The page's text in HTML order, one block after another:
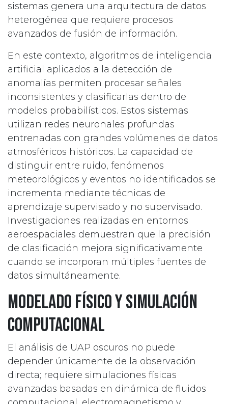
sistemas genera una arquitectura de datos
heterogénea que requiere procesos
avanzados de fusión de información.
En este contexto, algoritmos de inteligencia
artificial aplicados a la detección de
anomalías permiten procesar señales
inconsistentes y clasificarlas dentro de
modelos probabilísticos. Estos sistemas
utilizan redes neuronales profundas
entrenadas con grandes volúmenes de datos
atmosféricos históricos. La capacidad de
distinguir entre ruido, fenómenos
meteorológicos y eventos no identificados se
incrementa mediante técnicas de
aprendizaje supervisado y no supervisado.
Investigaciones realizadas en entornos
aeroespaciales demuestran que la precisión
de clasificación mejora significativamente
cuando se incorporan múltiples fuentes de
datos simultáneamente.
Modelado físico y simulación
computacional
El análisis de UAP oscuros no puede
depender únicamente de la observación
directa; requiere simulaciones físicas
avanzadas basadas en dinámica de fluidos